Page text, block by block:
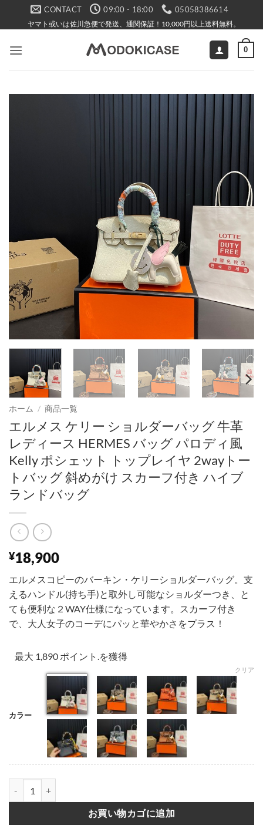
CONTACT 09:00 - 18:00 05058386614
ヤマト或いは佐川急便で発送、通関保証！10,000円以上送料無料。
0
ホーム / 商品一覧
エルメス ケリー ショルダーバッグ 牛革
レディース HERMES バッグ パロディ風
Kelly ポシェット トップレイヤ 2wayトー
トバッグ 斜めがけ スカーフ付き ハイブ
ランドバッグ
¥18,900
エルメスコピーのバーキン・ケリーショルダーバッグ。支
えるハンドル(持ち手)と取外し可能なショルダーつき、と
ても便利な２WAY仕様になっています。スカーフ付き
で、大人女子のコーデにパッと華やかさをプラス！
最大 1,890 ポイント.を獲得
カラー
001 002 003
クリア
お買い物カゴに追加